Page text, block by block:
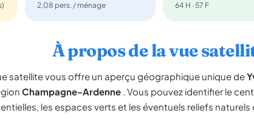
2,08 pers. / ménage 64 H · 57 F
À propos de la vue
satellite vous offre un aperçu géographique unique de
Champagne-Ardenne . Vous pouvez identifier le
les espaces verts et les éventuels reliefs